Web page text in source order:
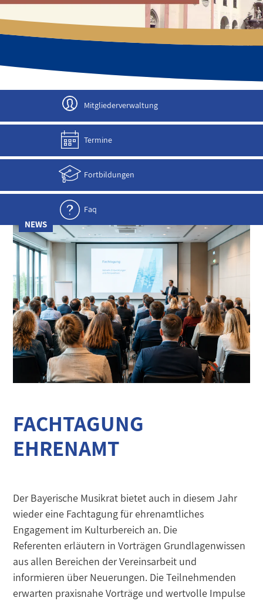
Mitgliederverwaltung
Termine
Fortbildungen
Faq
NEWS
FACHTAGUNG
EHRENAMT
Der Bayerische Musikrat bietet auch in diesem Jahr
wieder eine Fachtagung für ehrenamtliches
Engagement im Kulturbereich an. Die
Referenten erläutern in Vorträgen Grundlagenwissen
aus allen Bereichen der Vereinsarbeit und
informieren über Neuerungen. Die Teilnehmenden
erwarten praxisnahe Vorträge und wertvolle Impulse